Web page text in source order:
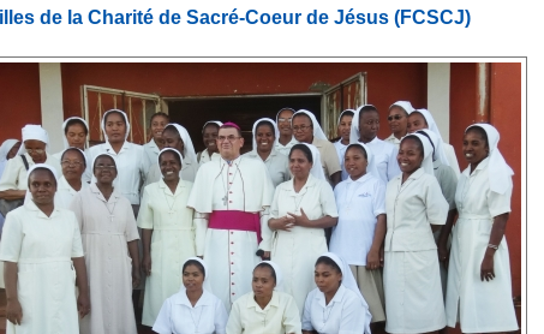
de la Charité de Sacré-Coeur de Jésus (FCSCJ)